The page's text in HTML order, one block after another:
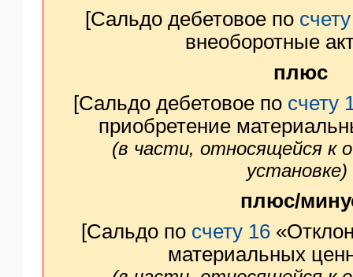
[Сальдо дебетовое по
внеоборотные
плюс
[Сальдо дебетовое по счету
приобретение
(в части, относящейся к
установке)
плюс/
[Сальдо по счету 16
материальных